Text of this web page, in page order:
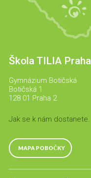
Škola TILIA Praha
Gymnázium Botičská
Botičská 1
128 01 Praha 2
Jak se k nám dostanete.
MAPA POBOČKY